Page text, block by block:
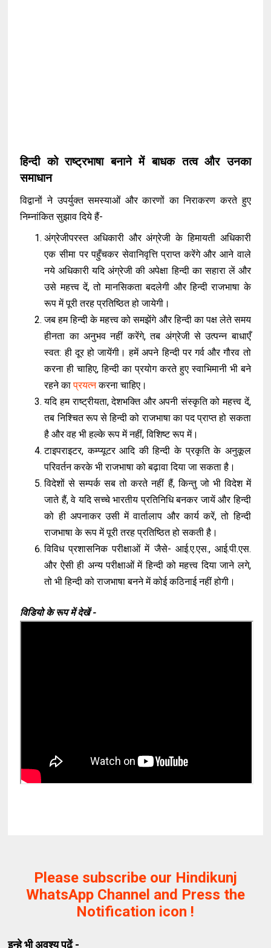
हिन्दी को राष्ट्रभाषा बनाने में बाधक तत्व और उनका
समाधान
विद्वानों ने उपर्युक्त समस्याओं और कारणों का निराकरण करते हुए
निम्नांकित सुझाव दिये हैं-
अंग्रेजीपरस्त अधिकारी और अंग्रेजी के हिमायती अधिकारी
एक सीमा पर पहुँचकर सेवानिवृत्ति प्राप्त करेंगे और आने वाले
नये अधिकारी यदि अंग्रेजी की अपेक्षा हिन्दी का सहारा लें और
उसे महत्त्व दें, तो मानसिकता बदलेगी और हिन्दी राजभाषा के
रूप में पूरी तरह प्रतिष्ठित हो जायेगी।
जब हम हिन्दी के महत्त्व को समझेंगे और हिन्दी का पक्ष लेते समय
हीनता का अनुभव नहीं करेंगे, तब अंग्रेजी से उत्पन्न बाधाएँ
स्वत: ही दूर हो जायेंगी। हमें अपने हिन्दी पर गर्व और गौरव तो
करना ही चाहिए, हिन्दी का प्रयोग करते हुए स्वाभिमानी भी बने
रहने काप्रयत्नकरना चाहिए।
यदि हम राष्ट्रीयता, देशभक्ति और अपनी संस्कृति को महत्त्व दें,
तब निश्चित रूप से हिन्दी को राजभाषा का पद प्राप्त हो सकता
है और वह भी हल्के रूप में नहीं, विशिष्ट रूप में।
टाइपराइटर, कम्प्यूटर आदि की हिन्दी के प्रकृति के अनुकूल
परिवर्तन करके भी राजभाषा को बढ़ावा दिया जा सकता है।
विदेशों से सम्पर्क सब तो करते नहीं हैं, किन्तु जो भी विदेश में
जाते हैं, वे यदि सच्चे भारतीय प्रतिनिधि बनकर जायें और हिन्दी
को ही अपनाकर उसी में वार्तालाप और कार्य करें, तो हिन्दी
राजभाषा के रूप में पूरी तरह प्रतिष्ठित हो सकती है।
विविध प्रशासनिक परीक्षाओं में जैसे- आई.ए.एस., आई.पी.एस.
और ऐसी ही अन्य परीक्षाओं में हिन्दी को महत्त्व दिया जाने लगे,
तो भी हिन्दी को राजभाषा बनने में कोई कठिनाई नहीं होगी।
विडियो के रूप में देखें -
Please subscribe our Hindikunj
WhatsApp Channel and Press the
Notification icon !
इन्हे भी अवश्य पढ़ें -